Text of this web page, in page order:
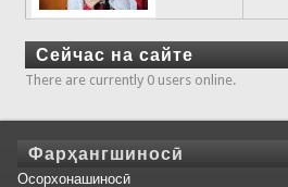
Сейчас на сайте
There are currently 0 users online.
Фарҳангшиносӣ
Осорхонашиносӣ